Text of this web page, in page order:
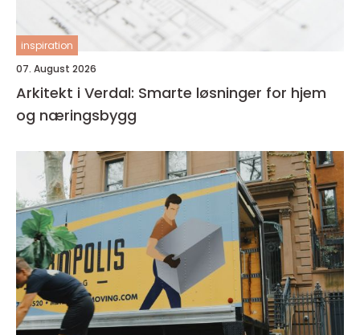
inspiration
07. August 2026
Arkitekt i Verdal: Smarte løsninger for hjem
og næringsbygg